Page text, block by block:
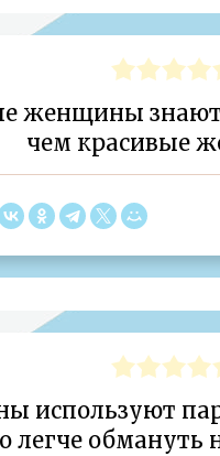
женщины
чем красивые
используют
легче обмануть